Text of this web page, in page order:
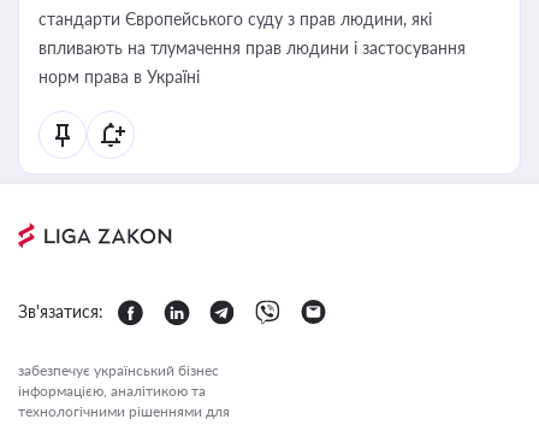
стандарти Європейського суду з прав людини, які
впливають на тлумачення прав людини і застосування
норм права в Україні
Зв'язатися:
забезпечує український бізнес
інформацією, аналітикою та
технологічними рішеннями для